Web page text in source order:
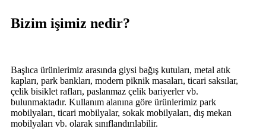
Bizim işimiz nedir?
Başlıca ürünlerimiz arasında giysi bağış kutuları, metal atık
kapları, park bankları, modern piknik masaları, ticari saksılar,
çelik bisiklet rafları, paslanmaz çelik bariyerler vb.
bulunmaktadır. Kullanım alanına göre ürünlerimiz park
mobilyaları, ticari mobilyalar, sokak mobilyaları, dış mekan
mobilyaları vb. olarak sınıflandırılabilir.